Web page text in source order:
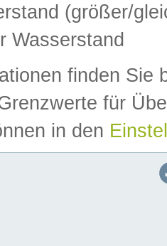
(größer/
Wasserstand
finden Sie
für
in den